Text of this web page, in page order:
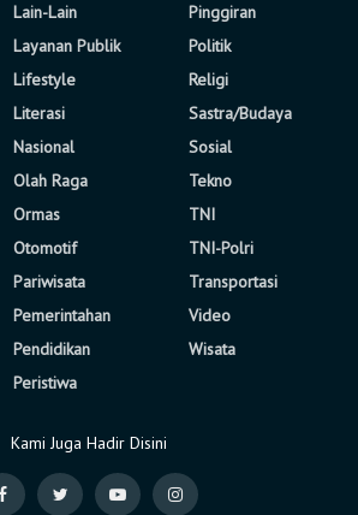
Lain-Lain
Layanan Publik
Lifestyle
Literasi
Nasional
Olah Raga
Ormas
Otomotif
Pariwisata
Pemerintahan
Pendidikan
Peristiwa
Pinggiran
Politik
Religi
Sastra/Budaya
Sosial
Tekno
TNI
TNI-Polri
Transportasi
Video
Wisata
Kami Juga Hadir Disini